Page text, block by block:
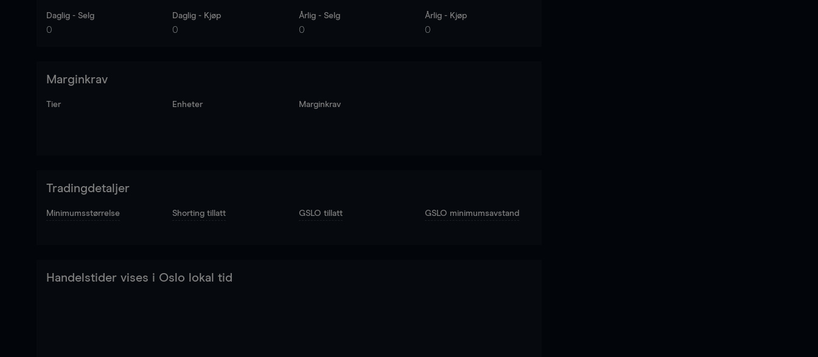
Daglig - Selg
0
Daglig - Kjøp
0
Årlig - Selg
0
Årlig - Kjøp
0
Marginkrav
Tier Enheter Marginkrav
Tradingdetaljer
Minimumsstørrelse Shorting tillatt GSLO tillatt GSLO minimumsavstand
Handelstider vises i Oslo lokal tid